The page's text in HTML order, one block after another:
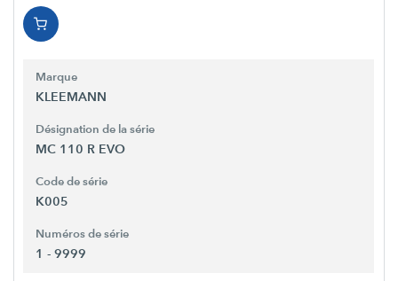
Marque
KLEEMANN
Désignation de la série
MC 110 R EVO
Code de série
K005
Numéros de série
1 - 9999